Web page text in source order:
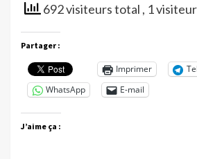
692 visiteurs total , 1
Partager :
Imprimer
WhatsApp
E-mail
J’aime ça :